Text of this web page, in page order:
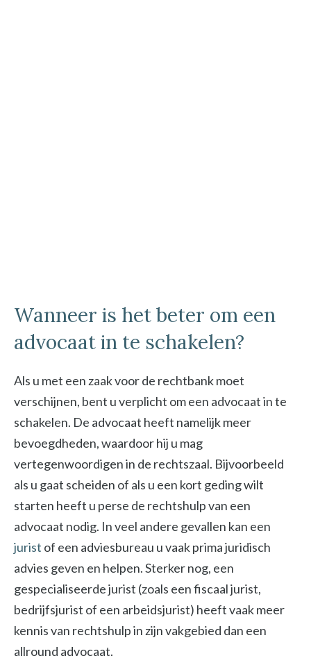
Wanneer is het beter om een
advocaat in te schakelen?
Als u met een zaak voor de rechtbank moet
verschijnen, bent u verplicht om een advocaat in te
schakelen. De advocaat heeft namelijk meer
bevoegdheden, waardoor hij u mag
vertegenwoordigen in de rechtszaal. Bijvoorbeeld
als u gaat scheiden of als u een kort geding wilt
starten heeft u perse de rechtshulp van een
advocaat nodig. In veel andere gevallen kan een
jurist of een adviesbureau u vaak prima juridisch
advies geven en helpen. Sterker nog, een
gespecialiseerde jurist (zoals een fiscaal jurist,
bedrijfsjurist of een arbeidsjurist) heeft vaak meer
kennis van rechtshulp in zijn vakgebied dan een
allround advocaat.